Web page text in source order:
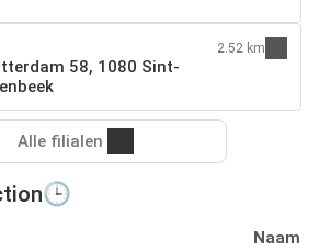
58, 1080 Sint-
2.52 km
Alle filialen
Naam